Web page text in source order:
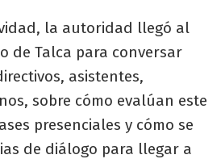
la autoridad llegó al
de Talca para conversar
asistentes,
sobre cómo evalúan este
presenciales y cómo se
de diálogo para llegar a